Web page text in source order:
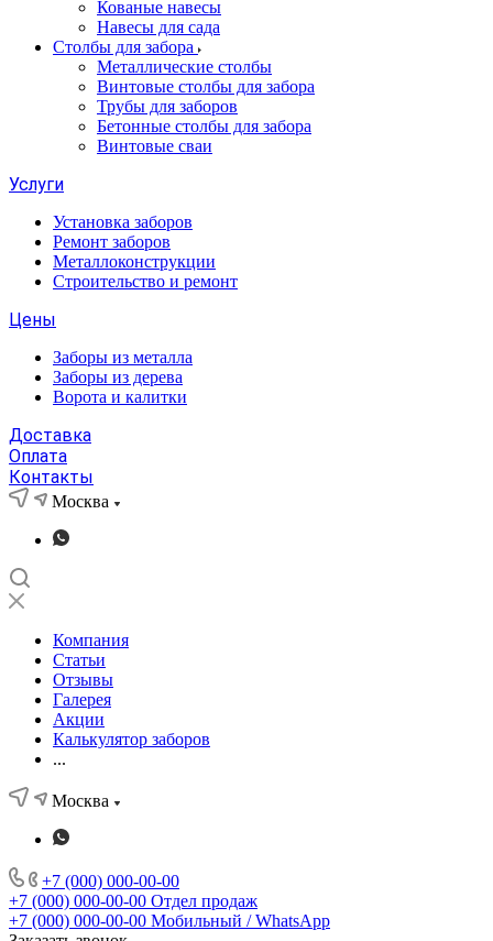
Кованые навесы
Навесы для сада
Столбы для забора
Металлические столбы
Винтовые столбы для забора
Трубы для заборов
Бетонные столбы для забора
Винтовые сваи
Услуги
Установка заборов
Ремонт заборов
Металлоконструкции
Строительство и ремонт
Цены
Заборы из металла
Заборы из дерева
Ворота и калитки
Доставка
Оплата
Контакты
Москва
Компания
Статьи
Отзывы
Галерея
Акции
Калькулятор заборов
...
Москва
+7 (000) 000-00-00
+7 (000) 000-00-00 Отдел продаж
+7 (000) 000-00-00 Мобильный / WhatsApp